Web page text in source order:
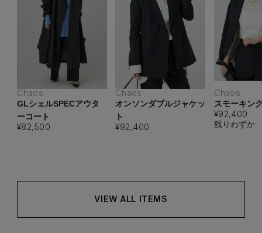
Chaos
GLシェルSPECアウタ
ーコート
¥82,500
Chaos
オンソンダブルジャケッ
ト
¥92,400
Chaos
スモーキン
¥92,400
残りわずか
VIEW ALL ITEMS